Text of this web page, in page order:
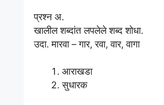
प्रश्न अ.
खालील शब्दांत लपलेले शब्द शोधा.
उदा. मारवा – गार, रवा, वार, वागा
आराखडा
सुधारक